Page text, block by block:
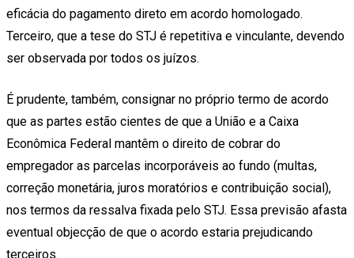
eficácia do pagamento direto em acordo homologado.
Terceiro, que a tese do STJ é repetitiva e vinculante, devendo
ser observada por todos os juízos.
É prudente, também, consignar no próprio termo de acordo
que as partes estão cientes de que a União e a Caixa
Econômica Federal mantêm o direito de cobrar do
empregador as parcelas incorporáveis ao fundo (multas,
correção monetária, juros moratórios e contribuição social),
nos termos da ressalva fixada pelo STJ. Essa previsão afasta
eventual objecção de que o acordo estaria prejudicando
terceiros.